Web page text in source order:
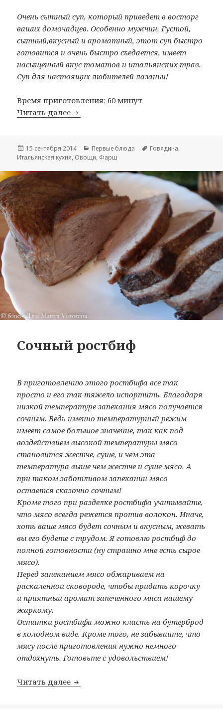
Очень сытный суп, который приведет в восторг
ваших домочадцев. Особенно мужчин. Густой,
сытный,вкусный и ароматный, этот суп быстро
готовится и очень быстро съедается, имеет
насыщенный вкус томатов и итальянских трав.
Суп для настоящих любителей лазаньи!
Время приготовления: 60 минут
Читать далее Лазанья суп
Опубликовано
15 сентября 2014 Рубрики
Первые блюда Метки
Говядина,
Итальянская кухня, Овощи, Фарш
Сочный ростбиф
В приготовлению этого ростбифа все так
просто и его так тяжело испортить. Благодаря
низкой температуре запекания мясо получается
сочным. Ведь именно температурный режим
имеет самое большое значение, так как под
воздействием высокой температуры мясо
становится жестче, суше, и чем эта
температура выше чем жестче и суше мясо. А
при таком заботливом запекании мясо
остается сказочно сочным!
Кроме того при разделке ростбифа учитывайте,
что мясо всегда режется против волокон. Иначе,
хоть ваше мясо будет сочным и вкусным, жевать
вы его будете с трудом. Я готовлю ростбиф до
полной готовности (ну страшно мне есть сырое
мясо).
Перед запеканием мясо обжариваем на
раскаленной сковороде, чтобы придать корочку
и приятный аромат запеченного мяса нашему
жаркому.
Остатки ростбифа можно класть на бутерброд
в холодном виде. Кроме того, не забывайте, что
мясу после приготовления нужно немного
отдохнуть. Готовьте с удовольствием!
Читать далее Сочный ростбиф